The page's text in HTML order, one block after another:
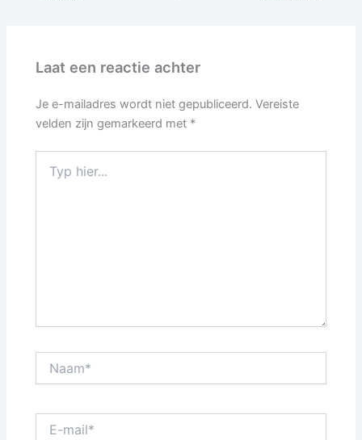
Laat een reactie achter
Je e-mailadres wordt niet gepubliceerd. Vereiste
velden zijn gemarkeerd met *
hier...
mail*